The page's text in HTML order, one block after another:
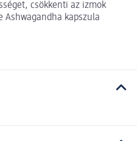
csökkenti az izmok
kapszula